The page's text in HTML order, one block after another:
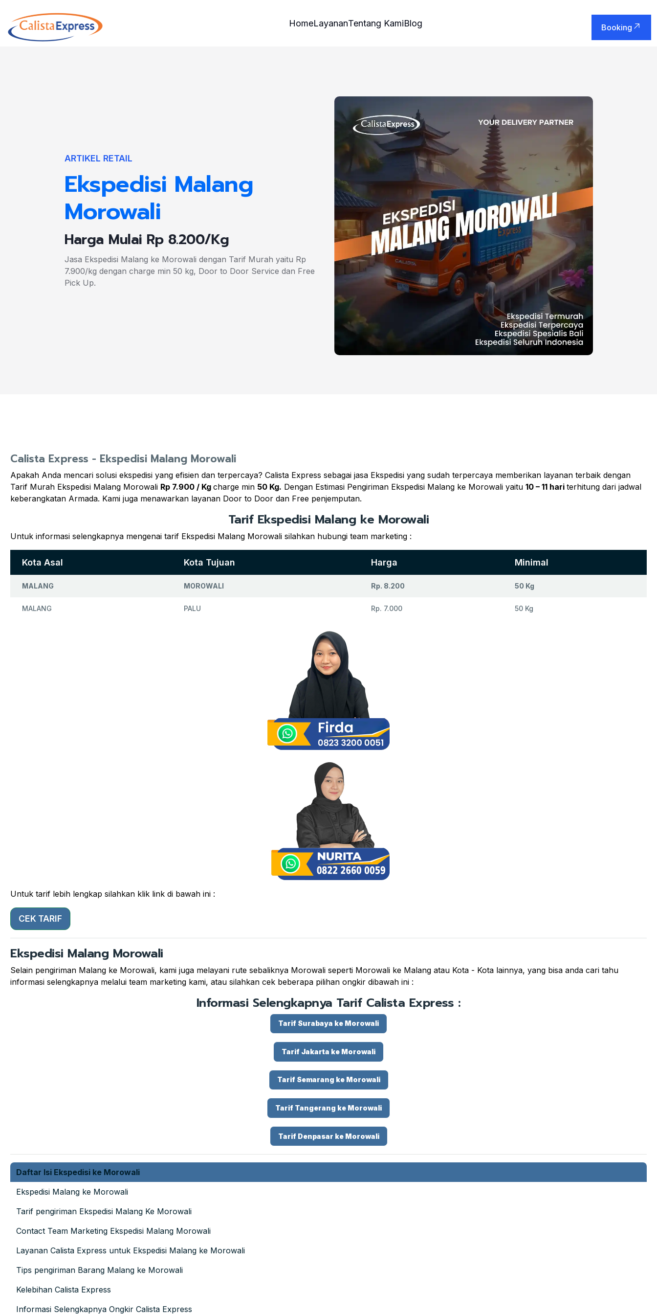
HomeLayananTentang KamiBlog Booking
ARTIKEL RETAIL
Ekspedisi Malang
Morowali
Harga Mulai Rp 8.200/Kg
Jasa Ekspedisi Malang ke Morowali dengan Tarif Murah yaitu Rp
7.900/kg dengan charge min 50 kg, Door to Door Service dan Free
Pick Up.
Calista Express - Ekspedisi Malang Morowali
Apakah Anda mencari solusi ekspedisi yang efisien dan terpercaya? Calista Express sebagai jasa Ekspedisi yang sudah terpercaya memberikan layanan terbaik dengan
Tarif Murah Ekspedisi Malang Morowali Rp 7.900 / Kg charge min 50 Kg. Dengan Estimasi Pengiriman Ekspedisi Malang ke Morowali yaitu 10 – 11 hari terhitung dari jadwal
keberangkatan Armada. Kami juga menawarkan layanan Door to Door dan Free penjemputan.
Tarif Ekspedisi Malang ke Morowali
Untuk informasi selengkapnya mengenai tarif Ekspedisi Malang Morowali silahkan hubungi team marketing :
Kota Asal Kota Tujuan Harga Minimal
MALANG MOROWALI Rp. 8.200 50 Kg
MALANG PALU Rp. 7.000 50 Kg
Untuk tarif lebih lengkap silahkan klik link di bawah ini :
CEK TARIF
Ekspedisi Malang Morowali
Selain pengiriman Malang ke Morowali, kami juga melayani rute sebaliknya Morowali seperti Morowali ke Malang atau Kota - Kota lainnya, yang bisa anda cari tahu
informasi selengkapnya melalui team marketing kami, atau silahkan cek beberapa pilihan ongkir dibawah ini :
Informasi Selengkapnya Tarif Calista Express :
Tarif Surabaya ke Morowali
Tarif Jakarta ke Morowali
Tarif Semarang ke Morowali
Tarif Tangerang ke Morowali
Tarif Denpasar ke Morowali
Daftar Isi Ekspedisi ke Morowali
Ekspedisi Malang ke Morowali
Tarif pengiriman Ekspedisi Malang Ke Morowali
Contact Team Marketing Ekspedisi Malang Morowali
Layanan Calista Express untuk Ekspedisi Malang ke Morowali
Tips pengiriman Barang Malang ke Morowali
Kelebihan Calista Express
Informasi Selengkapnya Ongkir Calista Express